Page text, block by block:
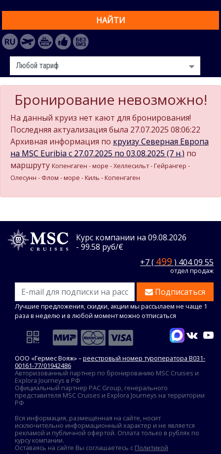
НАЙТИ
Бронирование невозможно!
На данный круиз нет кают для бронирования!
Последняя актуализация была 27.07.2025 08:06:22
Архивная информация по круизу Северная Европа
на MSC Euribia c 27.07.2025 по 03.08.2025 (7 н.) по
маршруту Копенгаген - море - Хеллесильт - Гейрангер -
Олесунн - Флом - море - Киль - Копенгаген
Курс компании на 09.08.2026
- 99.58 руб/€
+7 ( 499 ) 404 09 55
отдел продаж
Подписаться
Лучшие предложения, скидки, акции мы рассылаем не чаще 1
раза в неделю и в любой момент можно отписаться
ООО «Гермес Вояж» –реестровый номер туроператора В031-
00161-77/01942486
Авторизованный партнер по бронированию MSC Cruises и
Explora Journeys в РФ
Официальный партнер PAC Group, генерального
представителя MSC Cruises и Explora Journeys на территории
РФ
Вся информация, размещённая на сайте, носит
исключительно информационный характер и не является
рекламой и публичной офертой. Оплата только в рублях по
курсу компании.
Оставаясь на сайте Вы соглашаетесь с Политикой